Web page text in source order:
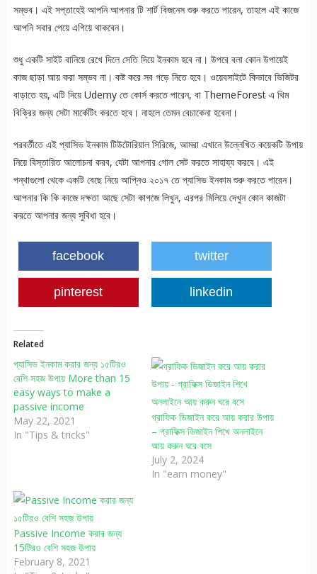
সম্ভব। এই সপ্তাহেই আপনি আপনার টি শার্ট বিজনেস শুরু করতে পারেন, তাহলে এই কাজে
আপনি সবার পেয়ে এগিয়ে থাকবেন।
শুধু একটি সাইট বানিয়ে রেখে দিলে সেতি দিয়ে ইনকাম হবে না। উপরে বলা কোন উপায়েই
কাজ ছাড়া আয় করা সম্ভব না। কষ্ট করে সব গড়ে নিতে হবে। ওয়েবসাইটে কিভাবে ভিজিটর
বাড়াতে হয়, এটি নিয়ে Udemy তে কোর্স করতে পারেন, বা ThemeForest এ থিম
বিক্রির জন্য সেটা মার্কেটিং করতে হবে। নাহলে তেমন বেচাকেনা হবেনা।
পরবর্তীতে এই প্যাসিভ ইনকাম টিউটোরিয়াল সিরিজে, আমরা এখানে উল্লেখিত কয়েকটি উপায়
নিয়ে বিস্তারিত আলোচনা করব, যেটা আপনার গোল সেট করতে সাহায্য করবে। এই
পন্থাগুলো থেকে একটি বেছে নিয়ে আপ্নিও ২০১৭ তে প্যাসিভ ইনকাম শুরু করতে পারেন।
আপনার কি কি কাজে দক্ষতা আছে সেটা কাগজে লিখুন, এরপর মিলিয়ে দেখুন কোন কাজটা
করতে আপনার জন্য সুবিধা হবে।
facebook twitter
pinterest linkedin
Related
প্যাসিভ ইনকাম করার জন্য ১৫টিরও
বেশি সহজ উপায় More than 15
easy ways to make a
passive income
May 22, 2021
In "Tips & tricks"
গ্রাফিক ডিজাইন করে আয় করার উপায়
– গ্রাফিক্স ডিজাইন শিখে অনলাইনে
আয় করুন ঘরে বসে
July 2, 2024
In "earn money"
Passive Income করার জন্য
15টিরও বেশি সহজ উপায়
February 8, 2021